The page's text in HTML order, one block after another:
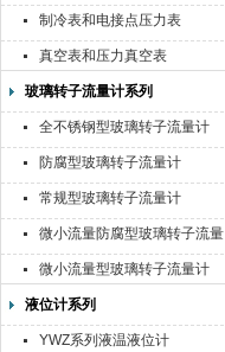
制冷表和电接点压力表
真空表和压力真空表
玻璃转子流量计系列
全不锈钢型玻璃转子流量计
防腐型玻璃转子流量计
常规型玻璃转子流量计
微小流量防腐型玻璃转子流量
计
微小流量型玻璃转子流量计
液位计系列
YWZ系列液温液位计